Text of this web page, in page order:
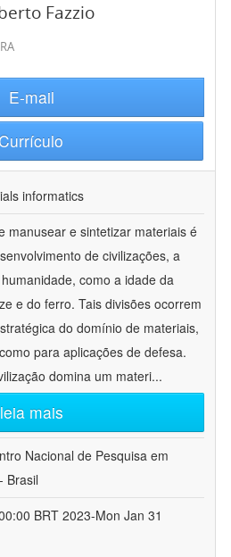
Fazzio
E-mail
Currículo
informatics
manusear e sintetizar materiais é
de civilizações, a
como a idade da
e do ferro. Tais divisões ocorrem
do domínio de materiais,
para aplicações de defesa.
domina um materi...
leia mais
Nacional de Pesquisa em
Brasil
BRT 2023-Mon Jan 31